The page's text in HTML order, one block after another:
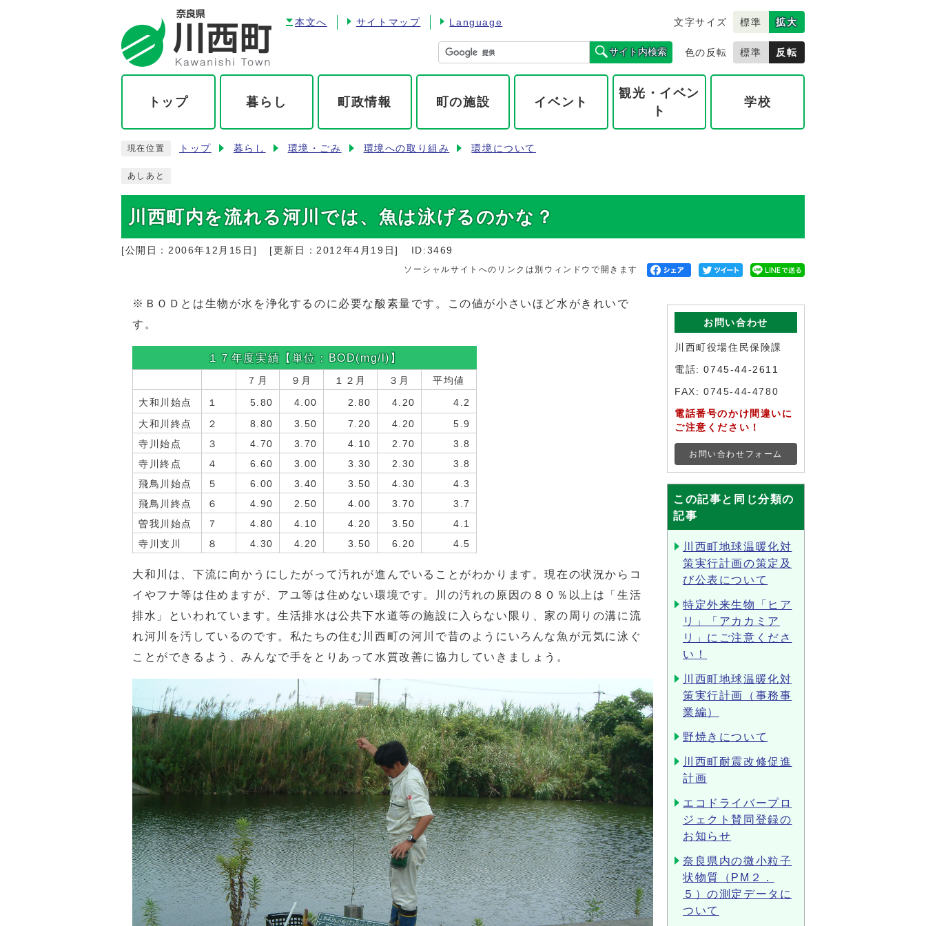
本文へ サイトマップ Language 文字サイズ 標準 拡大
サイト内検索 色の反転 標準 反転
トップ 暮らし 町政情報 町の施設 イベント
観光・イベン
ト
学校
現在位置 トップ 暮らし 環境・ごみ 環境への取り組み 環境について
あしあと
川西町内を流れる河川では、魚は泳げるのかな？
[公開日： 2006年12月15日 ] [更新日：2012年4月19日] ID:3469
ソーシャルサイトへのリンクは別ウィンドウで開きます
※ＢＯＤとは生物が水を浄化するのに必要な酸素量です。この値が小さいほど水がきれいで
す。
１７年度実績【単位：BOD(mg/l)】
７月 ９月 １２月 ３月 平均値
大和川始点 １ 5.80 4.00 2.80 4.20 4.2
大和川終点 ２ 8.80 3.50 7.20 4.20
5.9
寺川始点
３ 4.70 3.70 4.10 2.70
3.8
寺川終点
４ 6.60 3.00 3.30 2.30
3.8
飛鳥川始点
５ 6.00 3.40 3.50 4.30
4.3
飛鳥川終点
６ 4.90 2.50 4.00 3.70
3.7
曽我川始点
７ 4.80 4.10 4.20 3.50
4.1
寺川支川
８ 4.30 4.20 3.50 6.20 4.5
大和川は、下流に向かうにしたがって汚れが進んでいることがわかります。現在の状況からコ
イやフナ等は住めますが、アユ等は住めない環境です。川の汚れの原因の８０％以上は「生活
排水」といわれています。生活排水は公共下水道等の施設に入らない限り、家の周りの溝に流
れ河川を汚しているのです。私たちの住む川西町の河川で昔のようにいろんな魚が元気に泳ぐ
ことができるよう、みんなで手をとりあって水質改善に協力していきましょう。
お問い合わせ
川西町役場住民保険課
電話:0745-44-2611
FAX: 0745-44-4780
電話番号のかけ間違いに
ご注意ください！
お問い合わせフォーム
この記事と同じ分類の
記事
川西町地球温暖化対
策実行計画の策定及
び公表について
特定外来生物「ヒア
リ」「アカカミア
リ」にご注意くださ
い！
川西町地球温暖化対
策実行計画（事務事
業編）
野焼きについて
川西町耐震改修促進
計画
エコドライバープロ
ジェクト賛同登録の
お知らせ
奈良県内の微小粒子
状物質（PM２．
５）の測定データに
ついて